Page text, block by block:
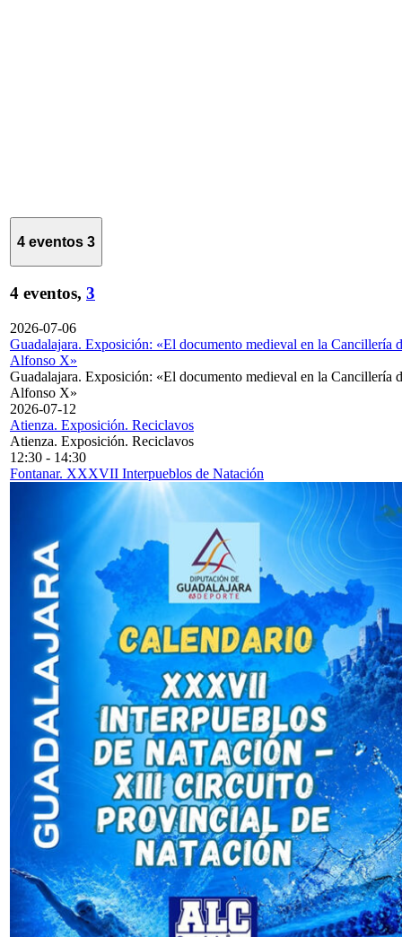
4 eventos 3
4 eventos, 3
2026-07-06
Guadalajara. Exposición: «El documento medieval en la Cancillería
Alfonso X»
Guadalajara. Exposición: «El documento medieval en la Cancillería
Alfonso X»
2026-07-12
Atienza. Exposición. Reciclavos
Atienza. Exposición. Reciclavos
12:30 - 14:30
Fontanar. XXXVII Interpueblos de Natación